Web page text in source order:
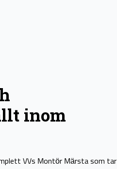
inom
VVs Montör Märsta som tar